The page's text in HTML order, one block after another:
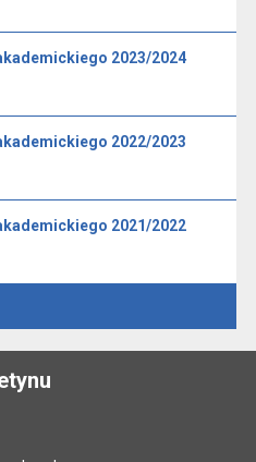
2023/2024
2022/2023
2021/2022